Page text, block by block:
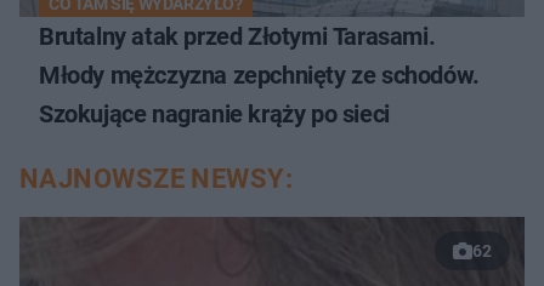
Brutalny atak przed Złotymi Tarasami.
Młody mężczyzna zepchnięty ze schodów.
Szokujące nagranie krąży po sieci
NAJNOWSZE NEWSY:
62